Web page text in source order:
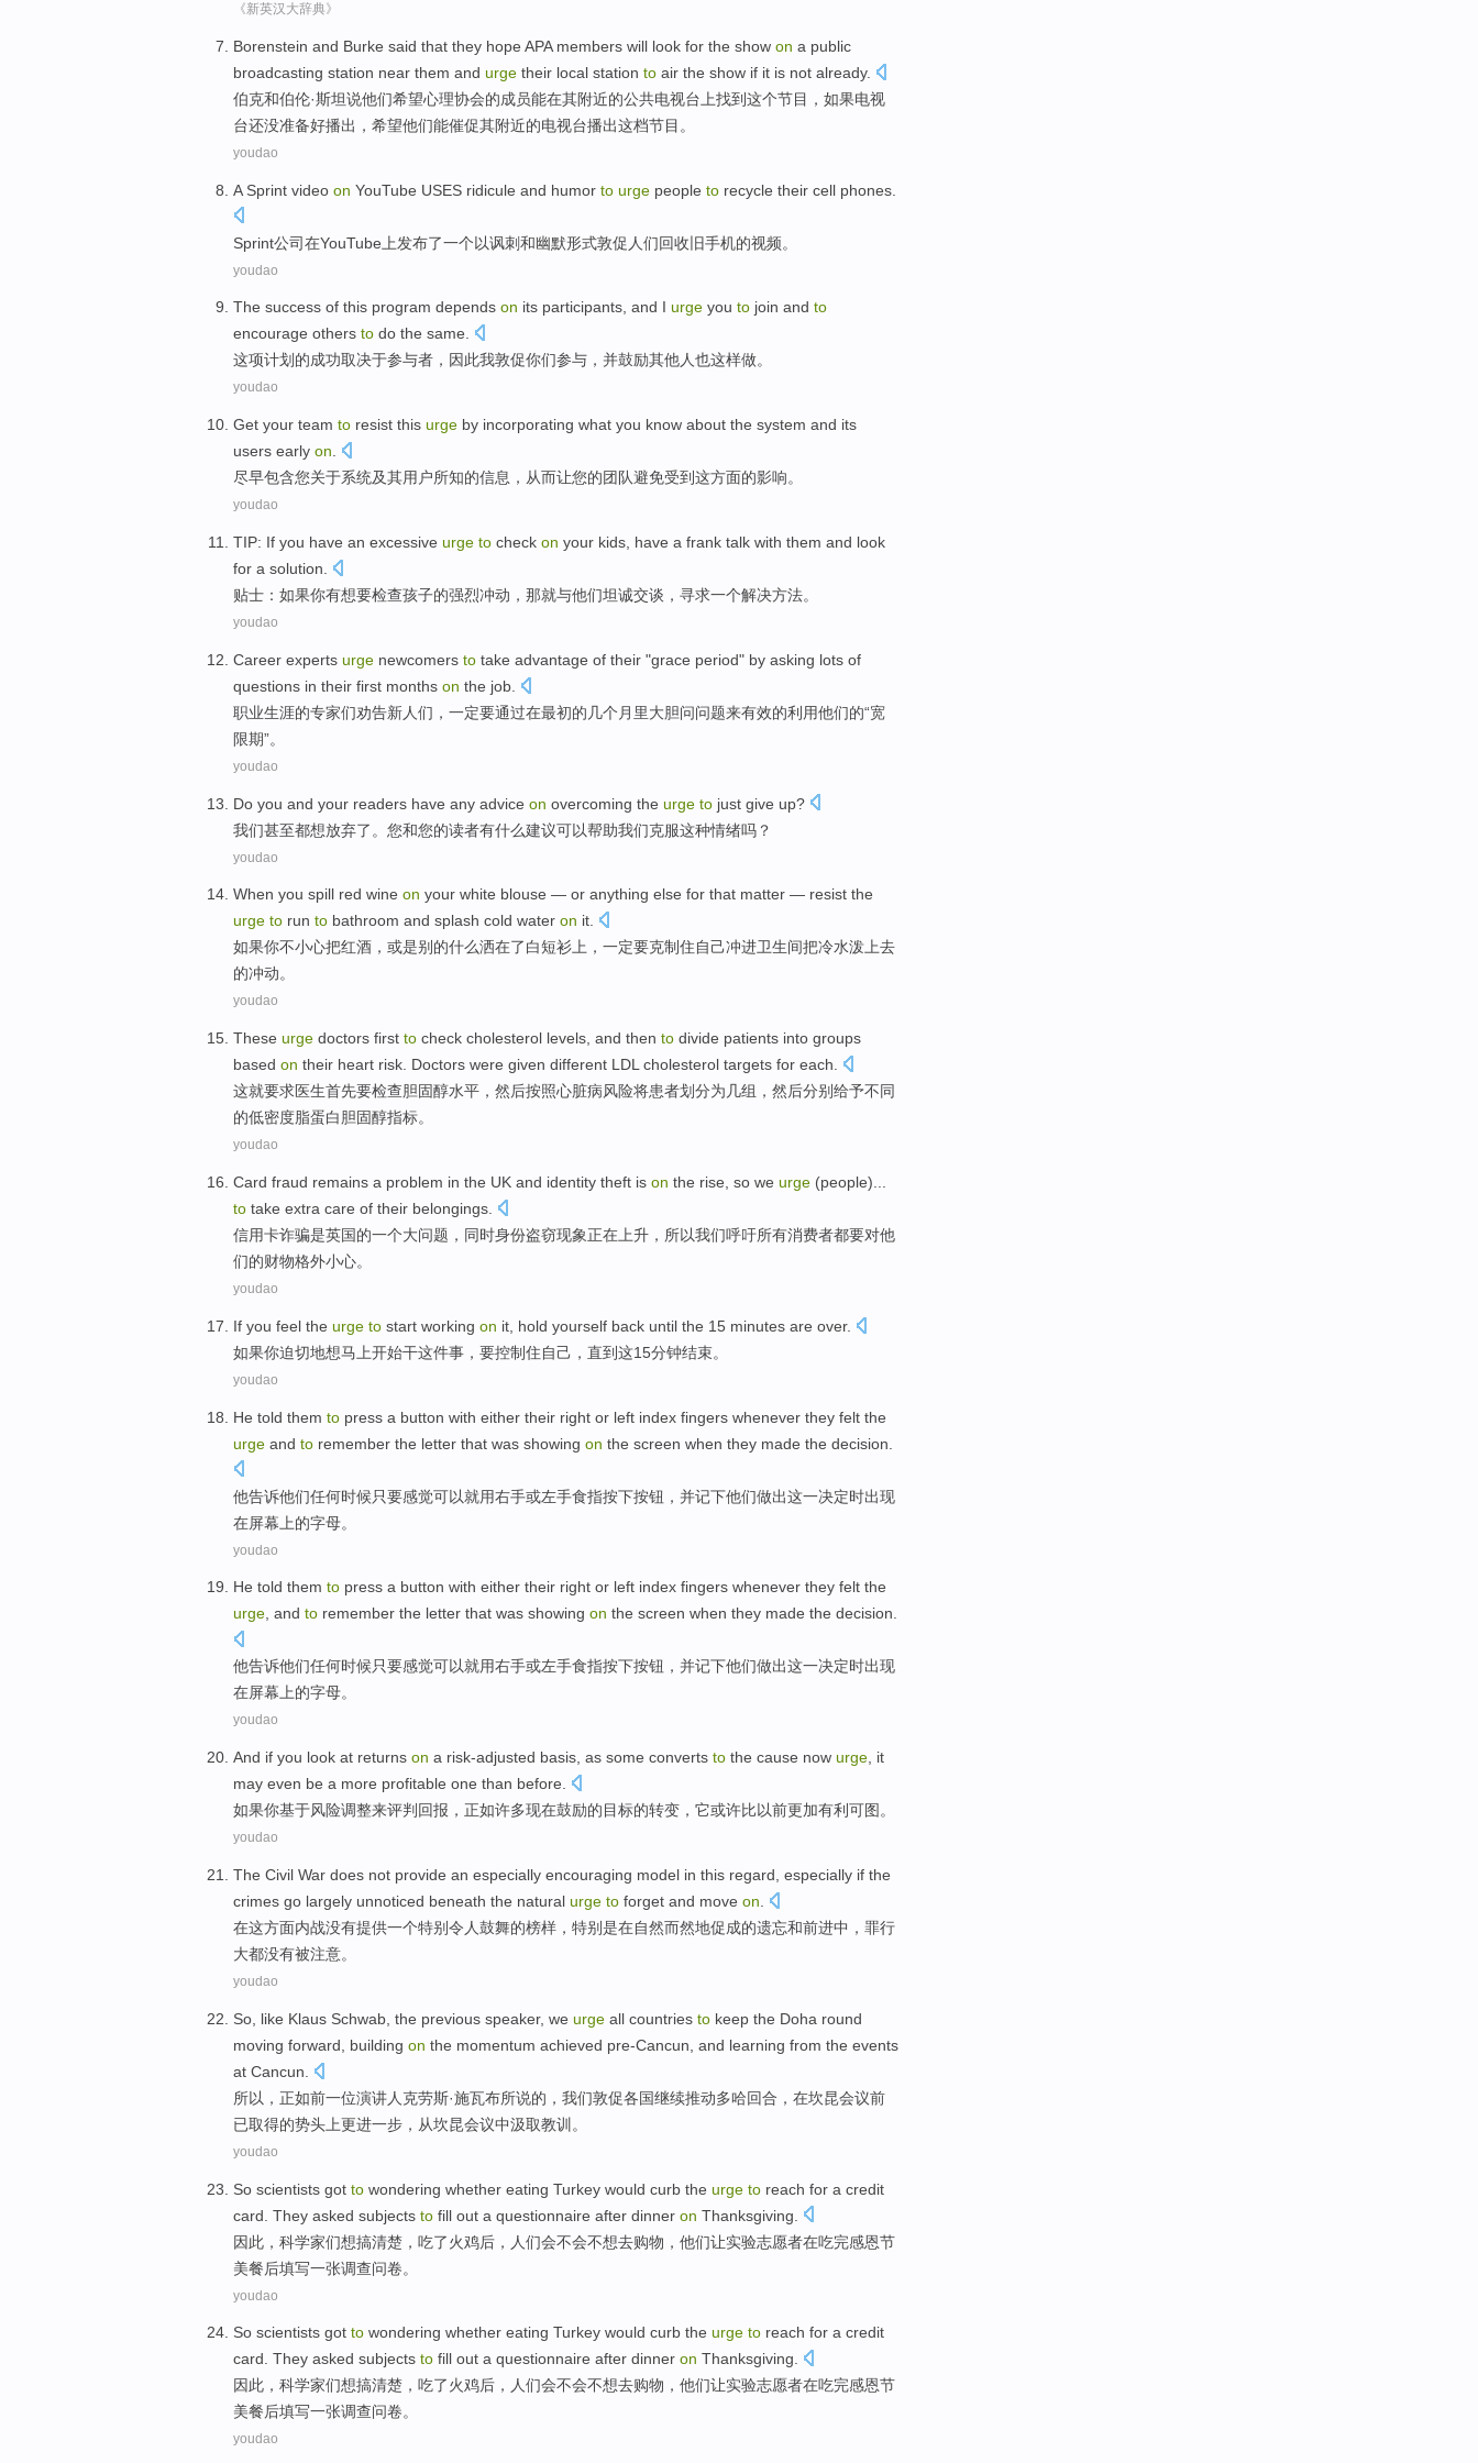
《新英汉大辞典》
Borenstein and Burke said that they hope APA members will look for the show on a public
broadcasting station near them and urge their local station to air the show if it is not already.
伯克和伯伦·斯坦说他们希望心理协会的成员能在其附近的公共电视台 上找到这个节目 ， 如果电视
台还没准备好播出，希望他们能催促其附近的电视台播出这档节目。
youdao
A Sprint video on YouTube USES ridicule and humor to urge people to recycle their cell phones
Sprint公司在YouTube 上发布了一个以讽刺和幽默形式敦促 人们回收旧手机的视频。
youdao
The success of this program depends on its participants, and I urge you to join and to
encourage others to do the same.
这项计划 的成功取决于参与者 ， 因此我敦促你们参与 ， 并鼓励其他人也这样做。
youdao
Get your team to resist this urge by incorporating what you know about the system and its
users early on
尽早包含您关于系统及其用户所知的信息，从而让您的团队避免受到这方面的影响。
youdao
TIP: If you have an excessive urge to check on your kids have a frank talk with them and look
for a solution
贴士 ： 如果你有想要检查孩子的强烈冲动，那就与他们坦诚交谈 ， 寻求一个解决方法。
youdao
Career experts urge newcomers to take advantage of their "grace period" by asking lots of
questions in their first months on the job.
职业生涯的专家们劝告新人们，一定要通过在最初的几个 月 里大胆问问题来有效的利用他们的“宽
限期”。
youdao
Do you and your readers have any advice on overcoming the urge to just give up?
我们甚至都想放弃了。 您和您的读者有什么建议可以帮助我们克服这种情绪吗？
youdao
When you spill red wine on your white blouse — or anything else for that matter — resist the
urge to run to bathroom and splash cold water on it.
如果你不小心把红酒 ， 或是别的什么洒在了白短衫上，一定要克制住自己冲进卫生间把冷水泼上去
的冲动。
youdao
These urge doctors first to check cholesterol levels , and then to divide patients into groups
based on their heart risk Doctors were given different LDL cholesterol targets for each.
这就要求医生首先要检查胆固醇水平 ， 然后按照心脏病风险将患者划分为 几组 ， 然后分别给予不同
的低密度脂蛋白 胆固醇指标。
youdao
Card fraud remains a problem in the UK and identity theft is on the rise so we urge (people)...
to take extra care of their belongings
信用卡诈骗是英国的一个大问题 ，同时身份盗窃现象正在 上升 ， 所以我们呼吁所有消费者都要对他
们的财物格外小心。
youdao
If you feel the urge to start working on it hold yourself back until the 15 minutes are over.
如果你迫切地想马上开始干这件事 ， 要控制住自己 ， 直到这15分钟结束。
youdao
He told them to press a button with either their right or left index fingers whenever they felt the
urge and to remember the letter that was showing on the screen when they made the decision
他告诉他们任何时候只要感觉可以就用右手或左手食指按下按钮 ， 并记下他们做出这一决定时出现
在屏幕上的字母。
youdao
He told them to press a button with either their right or left index fingers whenever they felt the
urge, and to remember the letter that was showing on the screen when they made the decision.
他告诉他们任何时候只要感觉可以就用右手或左手食指按下按钮 ， 并记下他们做出这一决定时出现
在屏幕上的字母。
youdao
And if you look at returns on a risk-adjusted basis as some converts to the cause now urge it
may even be a more profitable one than before
如果你基于风险调整来评判 回报 ， 正如许多现在鼓励的目标的转变 ， 它或许比以前更加有利可图 。
youdao
The Civil War does not provide an especially encouraging model in this regard especially if the
crimes go largely unnoticed beneath the natural urge to forget and move on
在这方面内战没有提供一个特别令人鼓舞的榜样 ， 特别是在自然而然地促成的遗忘和前进中， 罪行
大都没有被注意。
youdao
So like Klaus Schwab the previous speaker, we urge all countries to keep the Doha round
moving forward , building on the momentum achieved pre-Cancun, and learning from the events
at Cancun
所以 ， 正如前一位演讲人 克劳斯·施瓦布所说的 ， 我们敦促各国继续推动多哈回合， 在坎昆会议前
已取得的势头 上更进一步， 从坎昆会议中汲取教训 。
youdao
So scientists got to wondering whether eating Turkey would curb the urge to reach for a credit
card. They asked subjects to fill out a questionnaire after dinner on Thanksgiving
因此 ， 科学家们想搞清楚， 吃了火鸡后 ，人们会不会不想去购物， 他们让实验志愿者在吃完感恩节
美餐后填写一张调查问卷。
youdao
So scientists got to wondering whether eating Turkey would curb the urge to reach for a credit
card. They asked subjects to fill out a questionnaire after dinner on Thanksgiving.
因此 ， 科学家们想搞清楚， 吃了火鸡后 ，人们会不会不想去购物， 他们让实验志愿者在吃完感恩节
美餐后填写一张调查问卷。
youdao